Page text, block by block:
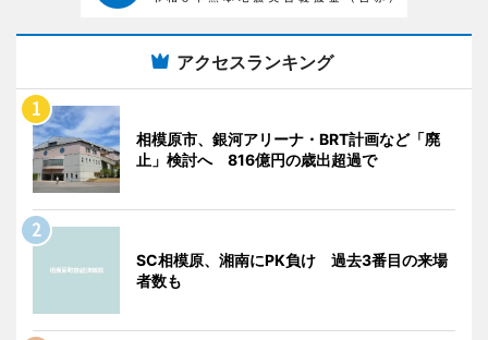
アクセスランキング
相模原市、銀河アリーナ・BRT計画など「廃
止」検討へ 816億円の歳出超過で
SC相模原、湘南にPK負け 過去3番目の来場
者数も